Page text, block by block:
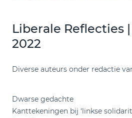
Liberale Reflecties
2022
Diverse auteurs onder redactie
Dwarse gedachte
Kanttekeningen bij ‘linkse